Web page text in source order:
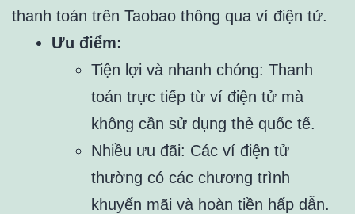
thanh toán trên Taobao thông qua ví điện tử.
Ưu điểm:
Tiện lợi và nhanh chóng: Thanh
toán trực tiếp từ ví điện tử mà
không cần sử dụng thẻ quốc tế.
Nhiều ưu đãi: Các ví điện tử
thường có các chương trình
khuyến mãi và hoàn tiền hấp dẫn.